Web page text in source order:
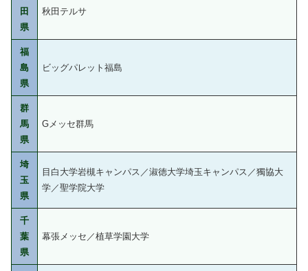
田
県
秋田テルサ
福
島
県
ビッグパレット福島
群
馬
県
Gメッセ群馬
埼
玉
県
目白大学岩槻キャンパス／淑徳大学埼玉キャンパス／獨協大
学／聖学院大学
千
葉
県
幕張メッセ／植草学園大学